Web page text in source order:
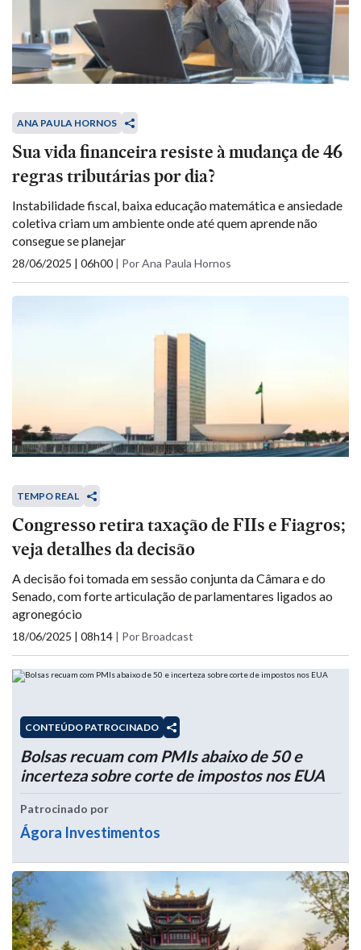
ANA PAULA HORNOS
Sua vida financeira resiste à mudança de 46
regras tributárias por dia?
Instabilidade fiscal, baixa educação matemática e ansiedade
coletiva criam um ambiente onde até quem aprende não
consegue se planejar
28/06/2025 | 06h00 | Por Ana Paula Hornos
TEMPO REAL
Congresso retira taxação de FIIs e Fiagros;
veja detalhes da decisão
A decisão foi tomada em sessão conjunta da Câmara e do
Senado, com forte articulação de parlamentares ligados ao
agronegócio
18/06/2025 | 08h14 | Por Broadcast
CONTEÚDO PATROCINADO
Bolsas recuam com PMIs abaixo de 50 e
incerteza sobre corte de impostos nos EUA
Patrocinado por
Ágora Investimentos